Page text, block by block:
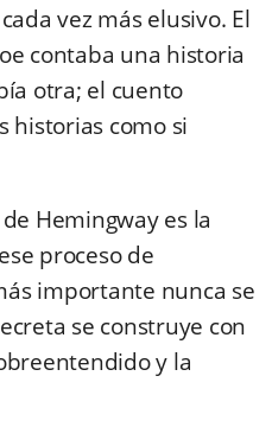
vez más elusivo. El
contaba una historia
otra; el cuento
historias como si
Hemingway es la
proceso de
importante nunca se
se construye con
y la